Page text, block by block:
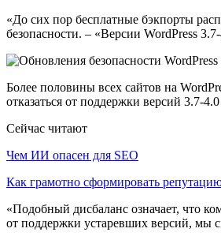
«До сих пор бесплатные бэкпорты
безопасности. – «Версии WordPress
Более половины всех сайтов на
отказаться от поддержки версий 3.7-
Сейчас читают
Чем ИИ опасен для SEO
Как грамотно сформировать
«Подобный дисбаланс означает, что
от поддержки устаревших версий, мы